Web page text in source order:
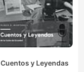
Cuentos y Leyendas